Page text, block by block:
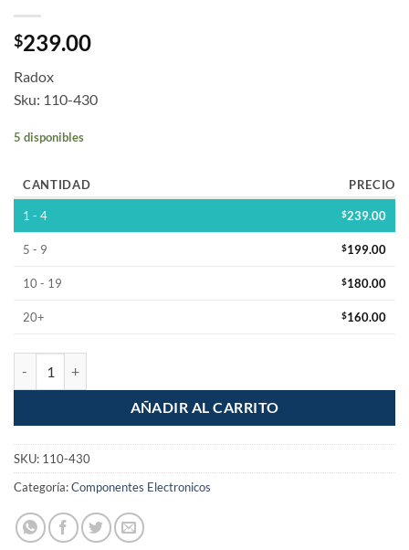
$239.00
Radox
Sku: 110-430
5 disponibles
CANTIDAD PRECIO
1 - 4 $239.00
5 - 9 $199.00
10 - 19 $180.00
20+ $160.00
AÑADIR AL CARRITO
SKU: 110-430
Categoría:Componentes Electronicos